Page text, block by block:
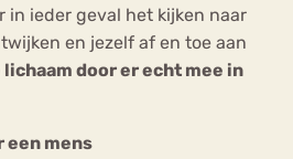
in ieder geval het kijken naar
en jezelf af en toe aan
lichaam door er echt mee in
een mens